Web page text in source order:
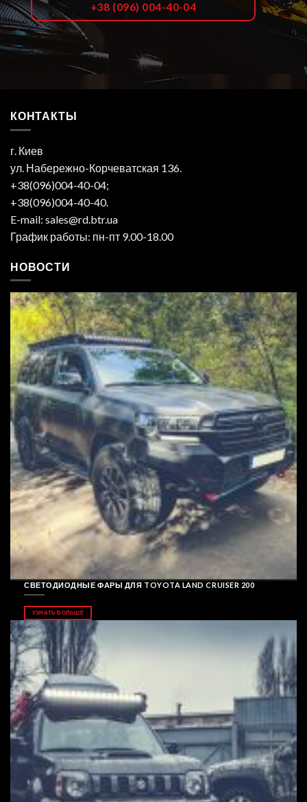
+38 (096) 004-40-04
КОНТАКТЫ
г. Киев
ул. Набережно-Корчеватская 136.
+38(096)004-40-04;
+38(096)004-40-40.
E-mail: sales@rd.btr.ua
График работы: пн-пт 9.00-18.00
НОВОСТИ
СВЕТОДИОДНЫЕ ФАРЫ ДЛЯ TOYOTA LAND CRUISER 200
УЗНАТЬ БОЛЬШЕ